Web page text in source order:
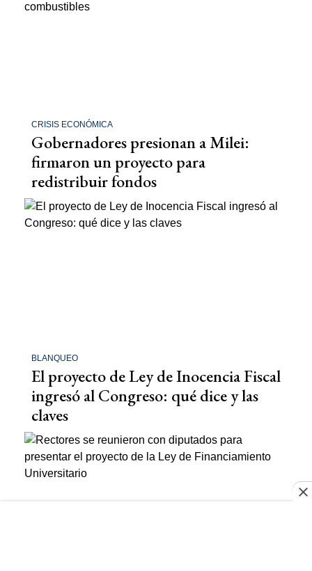
CRISIS ECONÓMICA
Gobernadores presionan a Milei:
firmaron un proyecto para
redistribuir fondos
BLANQUEO
El proyecto de Ley de Inocencia Fiscal
ingresó al Congreso: qué dice y las
claves